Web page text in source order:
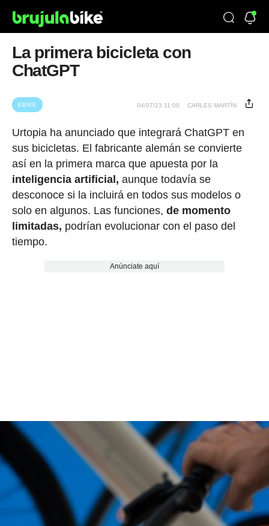
La primera bicicleta con
ChatGPT
EBIKE 04/07/23 11:00 CARLES MARTÍN
Urtopia ha anunciado que integrará ChatGPT en
sus bicicletas. El fabricante alemán se convierte
así en la primera marca que apuesta por la
inteligencia artificial, aunque todavía se
desconoce si la incluirá en todos sus modelos o
solo en algunos. Las funciones, de momento
limitadas, podrían evolucionar con el paso del
tiempo.
Anúnciate aquí